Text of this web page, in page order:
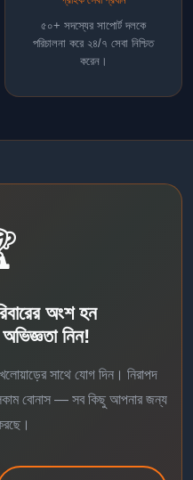
৫০+ সদস্যের সাপোর্ট দলকে
পরিচালনা করে ২৪/৭ সেবা নিশ্চিত
করেন।
অংশ হন
নিন!
সাথে যোগ দিন। নিরাপদ
বোনাস — সব কিছু আপনার জন্য